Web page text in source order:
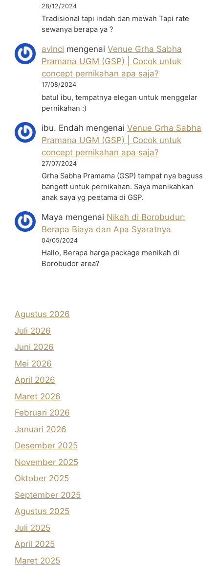
28/12/2024
Tradisional tapi indah dan mewah Tapi rate
sewanya berapa ya ?
avinci mengenaiVenue Grha Sabha
Pramana UGM (GSP) | Cocok untuk
concept pernikahan apa saja?
17/08/2024
batul ibu, tempatnya elegan untuk menggelar
pernikahan :)
ibu. Endah mengenaiVenue Grha Sabha
Pramana UGM (GSP) | Cocok untuk
concept pernikahan apa saja?
27/07/2024
Grha Sabha Pramama (GSP) tempat nya baguss
bangett untuk pernikahan. Saya menikahkan
anak saya yg peetama di GSP.
Maya mengenai Nikah di Borobudur:
Berapa Biaya dan Apa Syaratnya
04/05/2024
Hallo, Berapa harga package menikah di
Borobudor area?
Agustus 2026
Juli 2026
Juni 2026
Mei 2026
April 2026
Maret 2026
Februari 2026
Januari 2026
Desember 2025
November 2025
Oktober 2025
September 2025
Agustus 2025
Juli 2025
April 2025
Maret 2025